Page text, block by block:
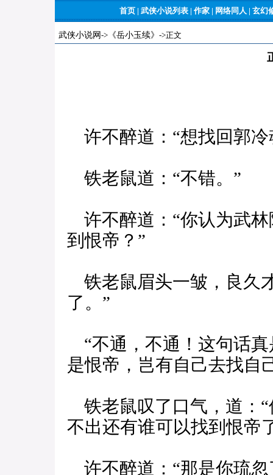
首页 | 武侠小说列表 | 作家 | 网络同人 | 玄幻
武侠小说网 -> 《岳小玉续》 ->正文
许不醉道：“想找回郭冷
铁老鼠道：“不错。”
许不醉道：“你认为武
到恨帝？”
铁老鼠眉头一皱，良久
了。”
“不通，不通！这句话真
是恨帝，岂有自己去找自
铁老鼠叹了口气，道：
不出还有谁可以找到恨帝
许不醉道：“那是你琉忽